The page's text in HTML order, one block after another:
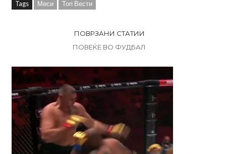
Tags Меси Топ Вести
ПОВРЗАНИ СТАТИИ
ПОВЕЌЕ ВО ФУДБАЛ